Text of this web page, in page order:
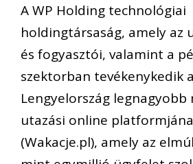
A WP Holding technológiai
holdingtársaság, amely az
és fogyasztói, valamint a
szektorban tevékenykedik
Lengyelország legnagyobb
utazási online
(Wakacje.pl), amely az